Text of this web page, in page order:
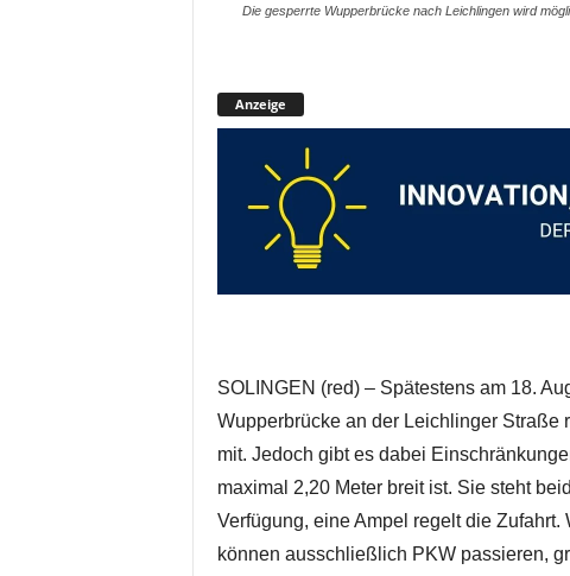
Die gesperrte Wupperbrücke nach Leichlingen wird
Anzeige
SOLINGEN (red) – Spätestens am 18.
Wupperbrücke an der Leichlinger Straße
mit. Jedoch gibt es dabei
maximal 2,20 Meter breit ist. Sie steht
Verfügung, eine Ampel regelt die
können ausschließlich PKW passieren,